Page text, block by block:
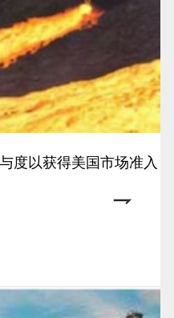
度以获得美国市场准入